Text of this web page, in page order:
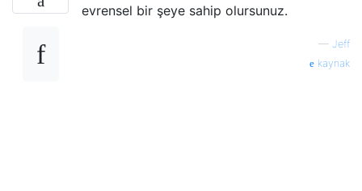
evrensel bir şeye sahip olursunuz.
— Jeff
kaynak